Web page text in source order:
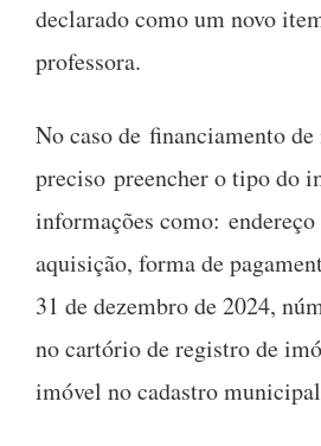
declarado como um novo
professora.
No caso de financiamento
preciso preencher o tipo do
informações como:
aquisição, forma de
31 de dezembro de 2024,
no cartório de registro de
imóvel no cadastro